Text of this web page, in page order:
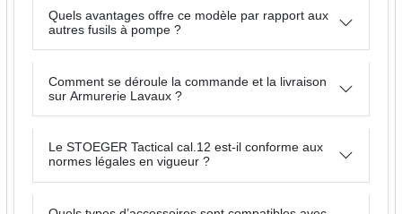
Quels avantages offre ce modèle par rapport aux
autres fusils à pompe ?
Comment se déroule la commande et la livraison
sur Armurerie Lavaux ?
Le STOEGER Tactical cal.12 est-il conforme aux
normes légales en vigueur ?